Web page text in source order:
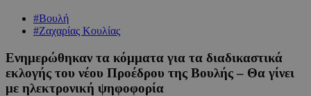
#Βουλή
#Ζαχαρίας Κουλίας
Ενημερώθηκαν τα κόμματα για τα διαδικαστικά
εκλογής του νέου Προέδρου της Βουλής – Θα γίνει
με ηλεκτρονική ψηφοφορία